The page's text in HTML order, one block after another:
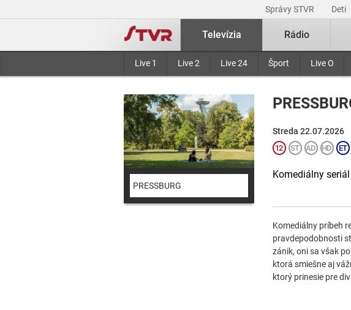
Správy STVR Deti
Televízia
Live 1 Live 2 Live 24 Šport Live O
Rádio
PRESSBURG
Streda 22.07.2026
Komediálny
Komediálny príbeh
pravdepodobnosti
zánik, oni sa však
ktorá smiešne aj
ktorý prinesie pre